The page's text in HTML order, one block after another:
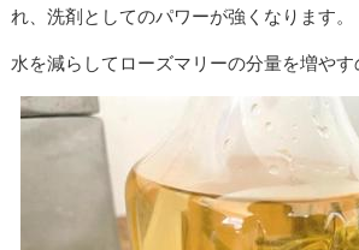
れ、洗剤としてのパワーが強くなります。
水を減らしてローズマリーの分量を増やす